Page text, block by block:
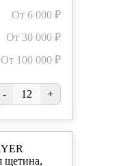
От 6 000 ₽
От 30 000 ₽
От 100 000 ₽
- +